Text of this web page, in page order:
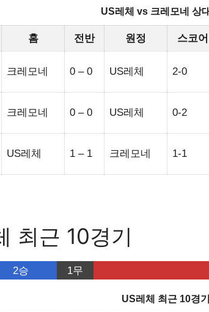
US레체 vs 크레모네 상
홈 전반 원정 스코어
크레모네 0 – 0 US레체 2-0
크레모네 0 – 0 US레체 0-2
US레체 1 – 1 크레모네 1-1
최근 10경기
2승 1무
US레체 최근 10경기